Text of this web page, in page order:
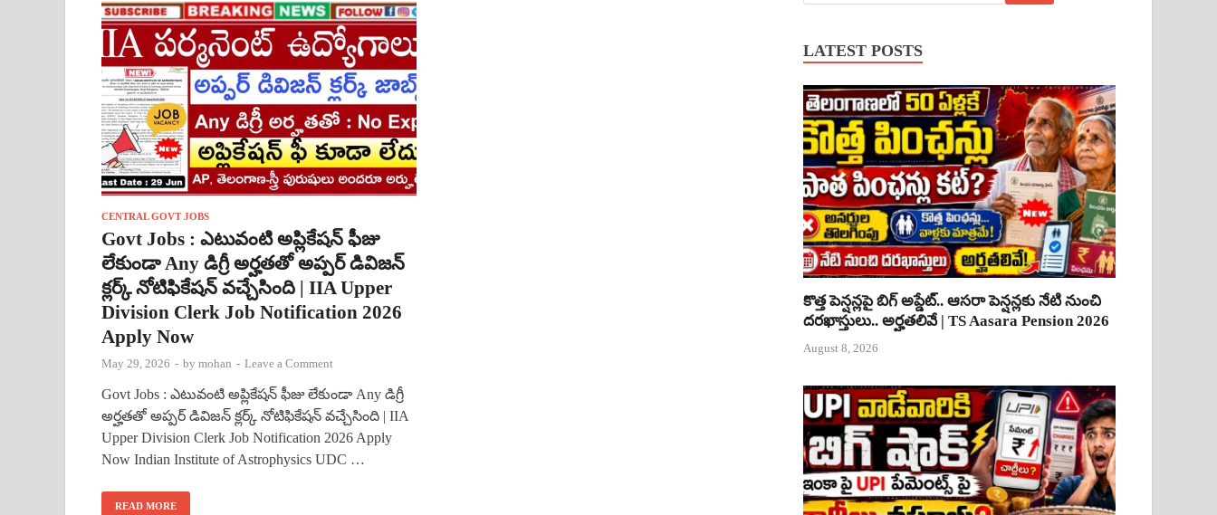
CENTRAL GOVT JOBS
Govt Jobs : ఎటువంటి అప్లికేషన్ ఫీజు
లేకుండా Any డిగ్రీ అర్హతతో అప్పర్ డివిజన్
క్లర్క్ నోటిఫికేషన్ వచ్చేసింది | IIA Upper
Division Clerk Job Notification 2026
Apply Now
May 29, 2026 - by mohan - Leave a Comment
Govt Jobs : ఎటువంటి అప్లికేషన్ ఫీజు లేకుండా Any డిగ్రీ
అర్హతతో అప్పర్ డివిజన్ క్లర్క్ నోటిఫికేషన్ వచ్చేసింది | IIA
Upper Division Clerk Job Notification 2026 Apply
Now Indian Institute of Astrophysics UDC …
READ MORE
LATEST POSTS
కొత్త పెన్షన్లపై బిగ్ అప్డేట్.. ఆసరా పెన్షన్లకు నేటి నుంచి
దరఖాస్తులు.. అర్హతలివే | TS Aasara Pension 2026
August 8, 2026